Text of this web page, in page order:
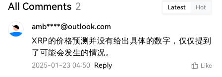
All Comments 2 Latest Hot
amb****@outlook.com
XRP的价格预测并没有给出具体的数字，仅仅提到
了可能会发生的情况。
2025-01-23 04:50 Reply Like